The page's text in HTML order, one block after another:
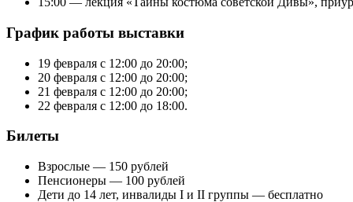
График работы выставки
19 февраля с 12:00 до 20:00;
20 февраля с 12:00 до 20:00;
21 февраля с 12:00 до 20:00;
22 февраля с 12:00 до 18:00.
Билеты
Взрослые — 150 рублей
Пенсионеры — 100 рублей
Дети до 14 лет, инвалиды I и II группы — бесплатно